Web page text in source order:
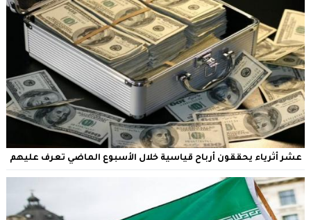
عشر أثرياء يحققون أرباح قياسية خلال الأسبوع الماضي تعرف عليهم